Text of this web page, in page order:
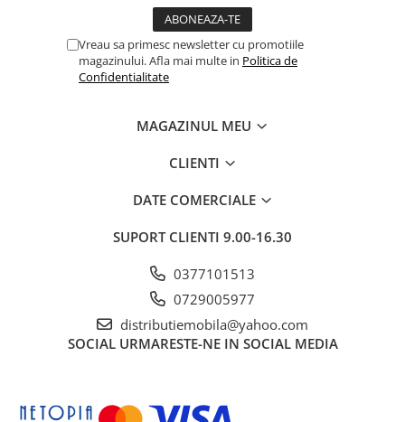
Vreau sa primesc newsletter cu promotiile
magazinului. Afla mai multe in Politica de
Confidentialitate
MAGAZINUL MEU
CLIENTI
DATE COMERCIALE
SUPORT CLIENTI 9.00-16.30
0377101513
0729005977
distributiemobila@yahoo.com
SOCIAL URMARESTE-NE IN SOCIAL MEDIA